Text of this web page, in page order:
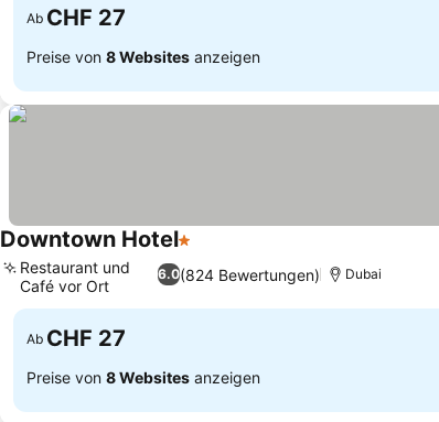
Ab CHF 27
Preise von 8 Websites anzeigen
Downtown Hotel1 Sterne
6.0(824 Bewertungen)
Restaurant und
Café vor Ort
Dubai
Ab CHF 27
Preise von 8 Websites anzeigen